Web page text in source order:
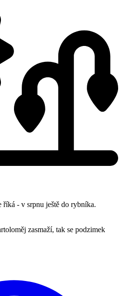
- v srpnu ještě do rybníka.
zasmaží, tak se podzimek